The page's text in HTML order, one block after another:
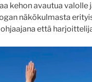
kehon avautua valolle
näkökulmasta
että